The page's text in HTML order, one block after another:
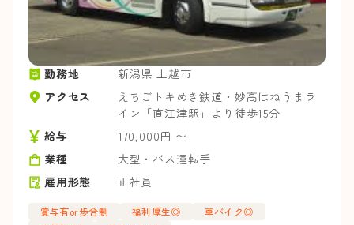
勤務地
新潟県 上越市
アクセス
えちごトキめき鉄道・妙高はねうまラ
イン「直江津駅」より徒歩15分
給与
170,000円 〜
業種
大型・バス運転手
雇用形態
正社員
賞与有or歩合制 福利厚生◎
車バイク◎